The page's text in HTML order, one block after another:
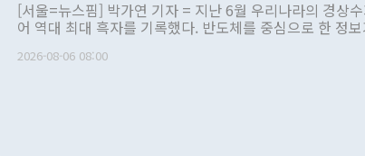
관 부처 장관이 공개적으로 부정적 입장을 표명한 것은 이
관의 무리한 대북 접근법과 월권을 제어해야 한다는 목소
다. [정동영 통일부 장관이 지난달 23일 오후 서울 종로구 정부서울청사에
[서울=뉴스핌] 박가연 기자 = 지난 6월 우리나라의 경상
어 역대 최대 흑자를 기록했다. 반도체를 중심으로 한 정
료=한국은행] 한국은행이 6일 발표한 '2026년 6월 국제수지(잠정)'에 따르
2026-08-06 08:00